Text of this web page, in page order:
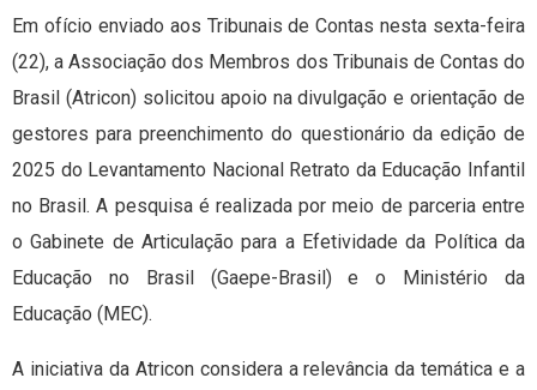
Em ofício enviado aos Tribunais de Contas nesta sexta-feira
(22), a Associação dos Membros dos Tribunais de Contas do
Brasil (Atricon) solicitou apoio na divulgação e orientação de
gestores para preenchimento do questionário da edição de
2025 do Levantamento Nacional Retrato da Educação Infantil
no Brasil. A pesquisa é realizada por meio de parceria entre
o Gabinete de Articulação para a Efetividade da Política da
Educação no Brasil (Gaepe-Brasil) e o Ministério da
Educação (MEC).
A iniciativa da Atricon considera a relevância da temática e a